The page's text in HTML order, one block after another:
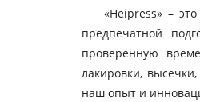
«Heipress» –
предпечатной
проверенную
лакировки,
наш опыт и